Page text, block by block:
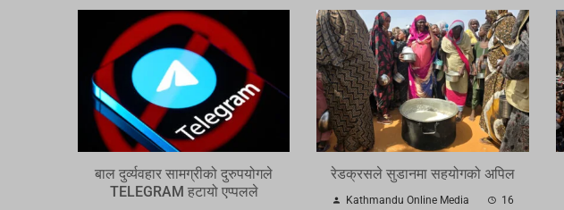
बाल दुर्व्यवहार सामग्रीको दुरुपयोगले
TELEGRAM हटायो एप्पलले
रेडक्रसले सुडानमा सहयोगको अपिल
Kathmandu Online Media
16